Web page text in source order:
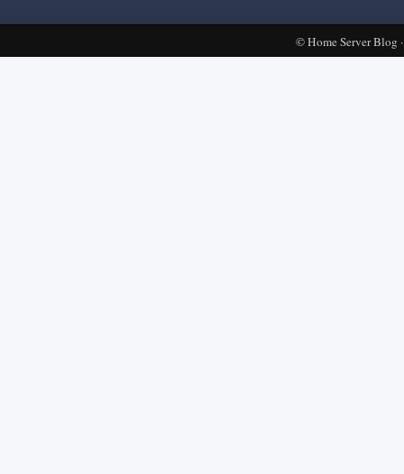
©Home Server Blog